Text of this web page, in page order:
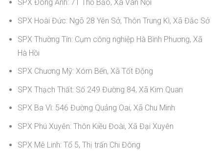
SPX Đông Anh: 71 Thố Bảo, Xã Vân Nội
SPX Hoài Đức: Ngõ 28 Yên Sở, Thôn Trung Kì, Xã Đắc Sở
SPX Thường Tín: Cụm công nghiệp Hà Bình Phương, Xã
Hà Hồi
SPX Chương Mỹ: Xóm Bến, Xã Tốt Động
SPX Thạch Thất: Số 249 Đường 84, Xã Kim Quan
SPX Ba Vì: 546 Đường Quảng Oai, Xã Chu Minh
SPX Phú Xuyên: Thôn Kiều Đoài, Xã Đại Xuyên
SPX Mê Linh: Tổ 5, Thị trấn Chi Đông